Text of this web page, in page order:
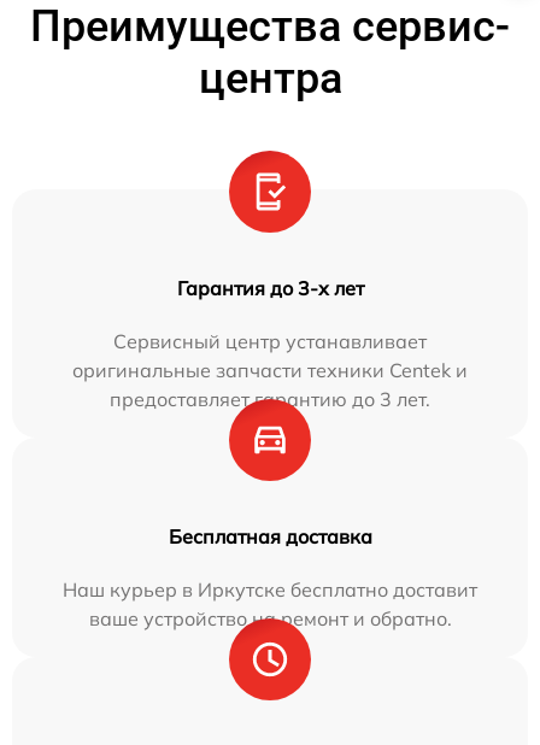
Преимущества сервис-
центра
Гарантия до 3-х лет
Сервисный центр устанавливает
оригинальные запчасти техники Centek и
предоставляет гарантию до 3 лет.
Бесплатная доставка
Наш курьер в Иркутске бесплатно доставит
ваше устройство на ремонт и обратно.